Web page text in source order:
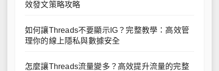
效發文策略攻略
如何讓Threads不要顯示IG？完整教學：高效管
理你的線上隱私與數據安全
怎麼讓Threads流量變多？高效提升流量的完整